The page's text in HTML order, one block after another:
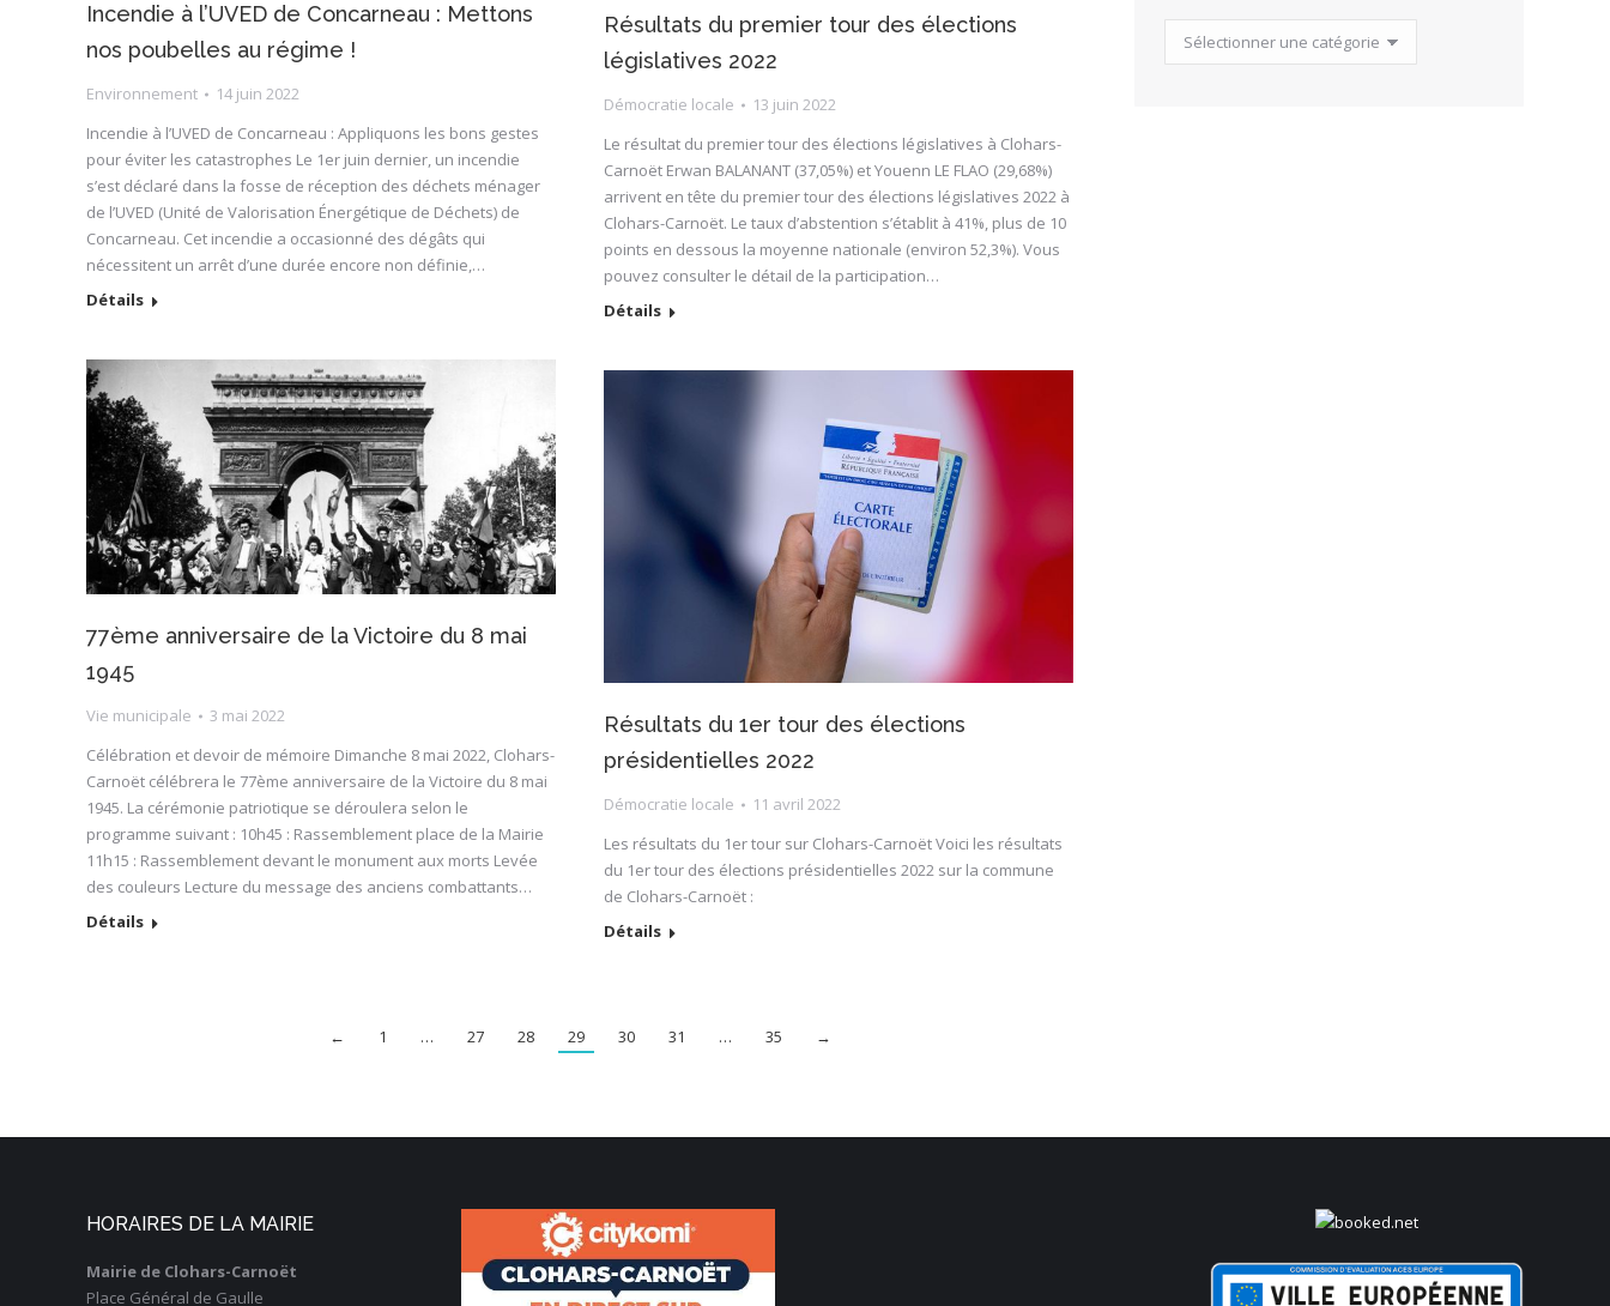
Incendie à l’UVED de Concarneau : Mettons
nos poubelles au régime !
Environnement
14 juin 2022
Incendie à l’UVED de Concarneau : Appliquons les bons gestes
pour éviter les catastrophes Le 1er juin dernier, un incendie
s’est déclaré dans la fosse de réception des déchets ménager
de l’UVED (Unité de Valorisation Énergétique de Déchets) de
Concarneau. Cet incendie a occasionné des dégâts qui
nécessitent un arrêt d’une durée encore non définie,…
Détails
Résultats du premier tour des élections
législatives 2022
Démocratie locale
13 juin 2022
Le résultat du premier tour des élections législatives à Clohars-
Carnoët Erwan BALANANT (37,05%) et Youenn LE FLAO (29,68%)
arrivent en tête du premier tour des élections législatives 2022 à
Clohars-Carnoët. Le taux d’abstention s’établit à 41%, plus de 10
points en dessous la moyenne nationale (environ 52,3%). Vous
pouvez consulter le détail de la participation…
Détails
77ème anniversaire de la Victoire du 8 mai
1945
Vie municipale
3 mai 2022
Célébration et devoir de mémoire Dimanche 8 mai 2022, Clohars-
Carnoët célébrera le 77ème anniversaire de la Victoire du 8 mai
1945. La cérémonie patriotique se déroulera selon le
programme suivant : 10h45 : Rassemblement place de la Mairie
11h15 : Rassemblement devant le monument aux morts Levée
des couleurs Lecture du message des anciens combattants…
Détails
Résultats du 1er tour des élections
présidentielles 2022
Démocratie locale
11 avril 2022
Les résultats du 1er tour sur Clohars-Carnoët Voici les résultats
du 1er tour des élections présidentielles 2022 sur la commune
de Clohars-Carnoët :
Détails
← 1 … 27 28 29 30 31 … 35 →
Catégories
des
HORAIRES DE LA MAIRIE
Mairie de Clohars-Carnoët
Place Général de Gaulle